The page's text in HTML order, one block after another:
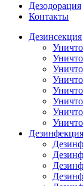
Дезодорация
Контакты
Дезинсекция
Дезинфекция